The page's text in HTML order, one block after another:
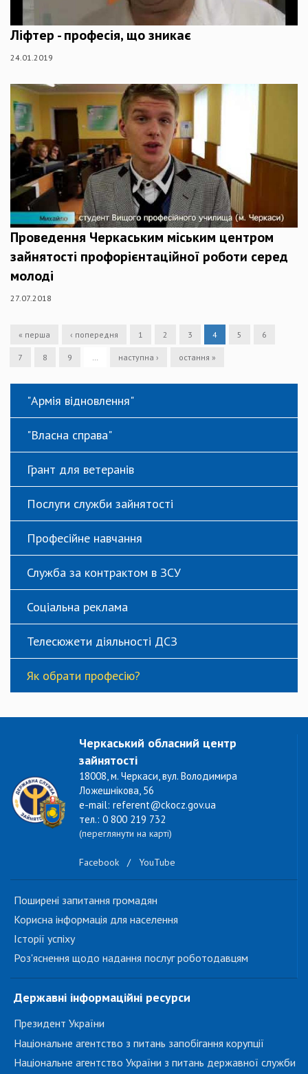
Ліфтер - професія, що зникає
24.01.2019
Проведення Черкаським міським центром
зайнятості профорієнтаційної роботи серед
молоді
27.07.2018
« перша ‹ попередня 1 2 3 4 5 6
7 8 9 … наступна › остання »
"Армія відновлення"
"Власна справа"
Грант для ветеранів
Послуги служби зайнятості
Професійне навчання
Служба за контрактом в ЗСУ
Соціальна реклама
Телесюжети діяльності ДСЗ
Як обрати професію?
Черкаський обласний центр
зайнятості
18008, м. Черкаси, вул. Володимира
Ложешнікова, 56
e-mail: referent@ckocz.gov.ua
тел.: 0 800 219 732
(переглянути на карті)
Facebook / YouTube
Поширені запитання громадян
Корисна інформація для населення
Історії успіху
Роз'яснення щодо надання послуг роботодавцям
Державні інформаційні ресурси
Президент України
Національне агентство з питань запобігання корупції
Національне агентство України з питань державної служби